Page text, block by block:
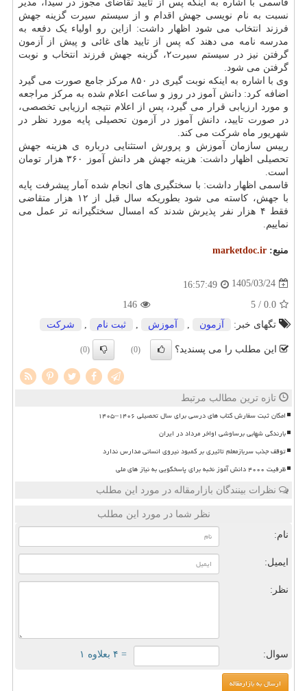
قاسمی با اشاره به اینکه پس از تایید تقاضای مجوز در سیدا، مدیر
نسبت به نام نویسی جهش اقدام و از سیستم سیرت گزینه جهش
فرزند انتخاب می شود اظهار داشت: ازاین رو اولیاء یک دفعه به
مدرسه نامه می دهند که پس از تایید های غائی و پیش از آزمون
گرفتن نیز در سیستم سیرت۲، گزینه جهش فرزند انتخاب و نوبت
گرفتن می شود.
وی با اشاره به اینکه نوبت گیری در ۸۵۰ مرکز جامع صورت می گیرد
اضافه کرد: دانش آموز در روز و ساعت اعلام شده به مرکز مراجعه
و مورد ارزیابی قرار می گیرد، پس از اعلام نتیجه ارزیابی تخصصی،
در صورت تایید، دانش آموز در آزمون تحصیلی پایه مورد نظر در
شهریور ماه شرکت می کند.
رییس سازمان آموزش و پرورش استثنایی درباره ی هزینه جهش
تحصیلی اظهار داشت: هزینه جهش هر دانش آموز ۳۶۰ هزار تومان
است.
قاسمی اظهار داشت: با سختگیری های انجام شده آمار پیشرفت پایه
با جهش، کاسته می شود بطوریکه سال قبل از ۱۲ هزار متقاضی
فقط ۴ هزار نفر پذیرش شدند که امسال سختگیرانه تر عمل می
نماییم.
منبع: marketdoc.ir
1405/03/24
16:57:49
0.0
/ 5
146
تگهای خبر:
آزمون آموزش ثبت نام شركت
این مطلب را می پسندید؟ (0)
(0)
تازه ترین مطالب مرتبط
امکان ثبت سفارش کتاب های درسی برای سال تحصیلی ۱۴۰۶–۱۴۰۵
بارندگی شهابی برساوشی اواخر مرداد در ایران
توقف جذب سربازمعلم تاثیری بر کمبود نیروی انسانی مدارس ندارد
ظرفیت ۴۰۰۰ دانش آموز نخبه برای پاسخگویی به نیاز های ملی
نظرات بینندگان بازارمقاله در مورد این مطلب
نظر شما در مورد این مطلب
نام:
ایمیل:
نظر:
سوال: = ۴ بعلاوه ۱